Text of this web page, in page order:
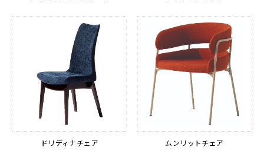
ドリディナチェア ムンリットチェア